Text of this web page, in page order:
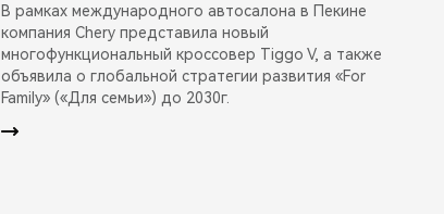
В рамках международного автосалона в Пекине
компания Chery представила новый
многофункциональный кроссовер Tiggo V, а также
объявила о глобальной стратегии развития «For
Family» («Для семьи») до 2030г.